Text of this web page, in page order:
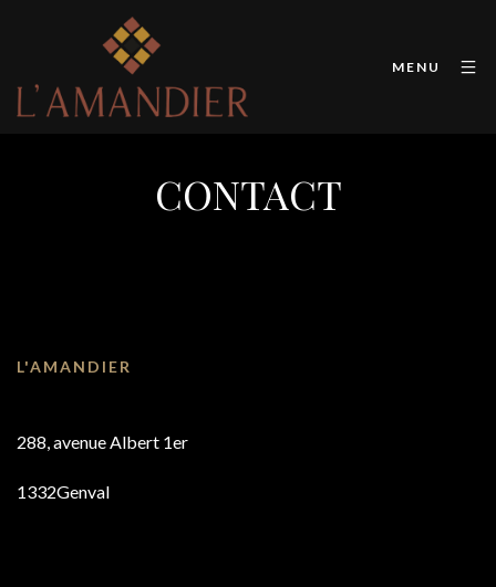
MENU
CONTACT
L'AMANDIER
288, avenue Albert 1er
1332Genval